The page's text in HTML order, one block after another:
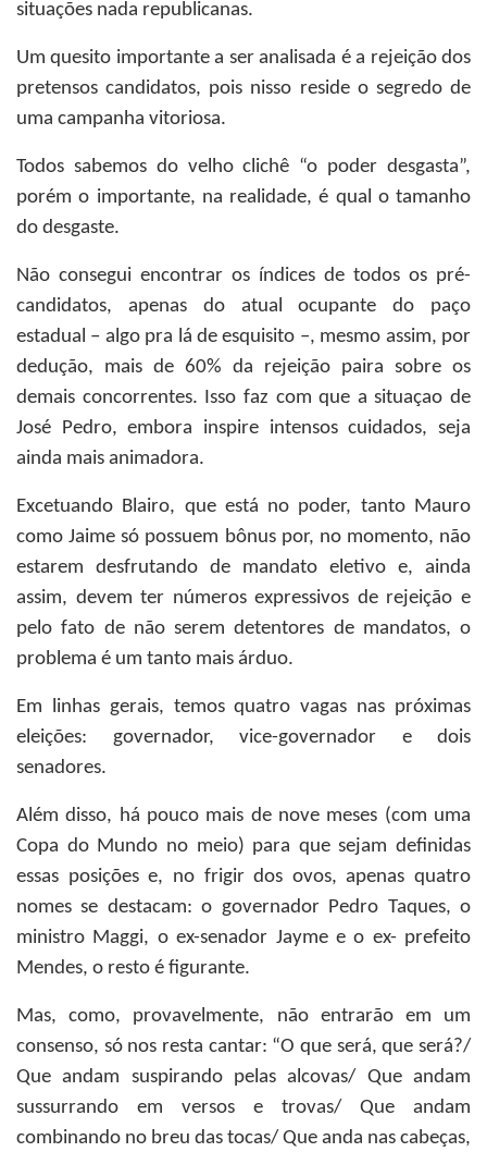
situações nada republicanas.
Um quesito importante a ser analisada é a rejeição dos
pretensos candidatos, pois nisso reside o segredo de
uma campanha vitoriosa.
Todos sabemos do velho clichê “o poder desgasta”,
porém o importante, na realidade, é qual o tamanho
do desgaste.
Não consegui encontrar os índices de todos os pré-
candidatos, apenas do atual ocupante do paço
estadual – algo pra lá de esquisito –, mesmo assim, por
dedução, mais de 60% da rejeição paira sobre os
demais concorrentes. Isso faz com que a situaçao de
José Pedro, embora inspire intensos cuidados, seja
ainda mais animadora.
Excetuando Blairo, que está no poder, tanto Mauro
como Jaime só possuem bônus por, no momento, não
estarem desfrutando de mandato eletivo e, ainda
assim, devem ter números expressivos de rejeição e
pelo fato de não serem detentores de mandatos, o
problema é um tanto mais árduo.
Em linhas gerais, temos quatro vagas nas próximas
eleições: governador, vice-governador e dois
senadores.
Além disso, há pouco mais de nove meses (com uma
Copa do Mundo no meio) para que sejam definidas
essas posições e, no frigir dos ovos, apenas quatro
nomes se destacam: o governador Pedro Taques, o
ministro Maggi, o ex-senador Jayme e o ex- prefeito
Mendes, o resto é figurante.
Mas, como, provavelmente, não entrarão em um
consenso, só nos resta cantar: “O que será, que será?/
Que andam suspirando pelas alcovas/ Que andam
sussurrando em versos e trovas/ Que andam
combinando no breu das tocas/ Que anda nas cabeças,